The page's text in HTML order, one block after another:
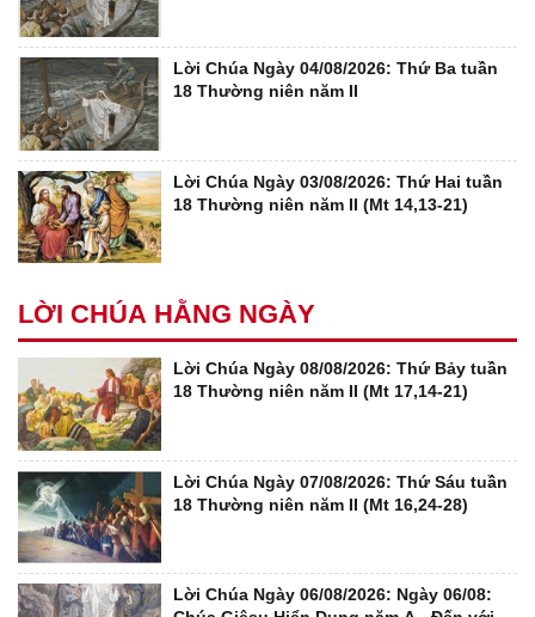
Lời Chúa Ngày 04/08/2026: Thứ Ba tuần
18 Thường niên năm II
Lời Chúa Ngày 03/08/2026: Thứ Hai tuần
18 Thường niên năm II (Mt 14,13-21)
LỜI CHÚA HẰNG NGÀY
Lời Chúa Ngày 08/08/2026: Thứ Bảy tuần
18 Thường niên năm II (Mt 17,14-21)
Lời Chúa Ngày 07/08/2026: Thứ Sáu tuần
18 Thường niên năm II (Mt 16,24-28)
Lời Chúa Ngày 06/08/2026: Ngày 06/08: